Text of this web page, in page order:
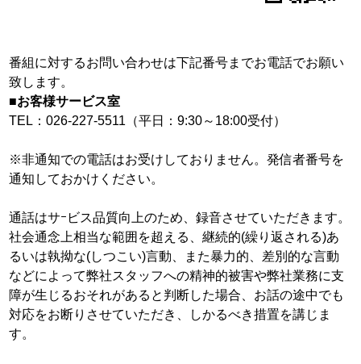
労務費転嫁の取り組み方針
個人情報保護への取り組み
視聴データの取扱いについて
情報セキュリティ基本方針
子育て応援の取り組み
一般事業主行動計画
国民保護業務計画
決算公告
番組に対するお問い合わせは下記番号までお電話でお願い
致します。
■お客様サービス室
TEL：026-227-5511（平日：9:30～18:00受付）
※非通知での電話はお受けしておりません。発信者番号を
通知しておかけください。
通話はサｰビス品質向上のため、録音させていただきます。
社会通念上相当な範囲を超える、継続的(繰り返される)あ
るいは執拗な(しつこい)言動、また暴力的、差別的な言動
などによって弊社スタッフへの精神的被害や弊社業務に支
障が生じるおそれがあると判断した場合、お話の途中でも
対応をお断りさせていただき、しかるべき措置を講じま
す。